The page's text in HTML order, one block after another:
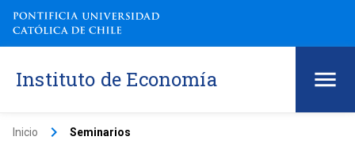
Instituto de Economía
Inicio keyboard_arrow_right Seminarios